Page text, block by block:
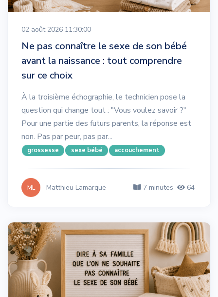
02 août 2026 11:30:00
Ne pas connaître le sexe de son bébé
avant la naissance : tout comprendre
sur ce choix
À la troisième échographie, le technicien pose la
question qui change tout : "Vous voulez savoir ?"
Pour une partie des futurs parents, la réponse est
non. Pas par peur, pas par...
grossesse sexe bébé accouchement
ML Matthieu Lamarque 7 minutes 64